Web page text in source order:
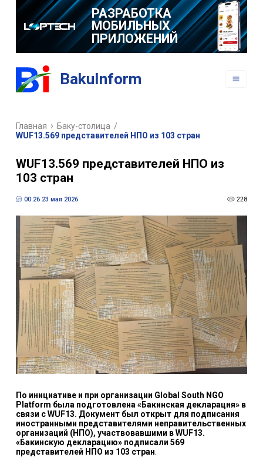
РАЗРАБОТКА
МОБИЛЬНЫХ
ПРИЛОЖЕНИЙ
BakuInform
Главная Баку-столица /
WUF13.569 представителей НПО из 103 стран
WUF13.569 представителей НПО из
103 стран
00:26 23 мая 2026 228
По инициативе и при организации Global South NGO
Platform была подготовлена «Бакинская декларация» в
связи с WUF13. Документ был открыт для подписания
иностранными представителями неправительственных
организаций (НПО), участвовавшими в WUF13.
«Бакинскую декларацию» подписали 569
представителей НПО из 103 стран